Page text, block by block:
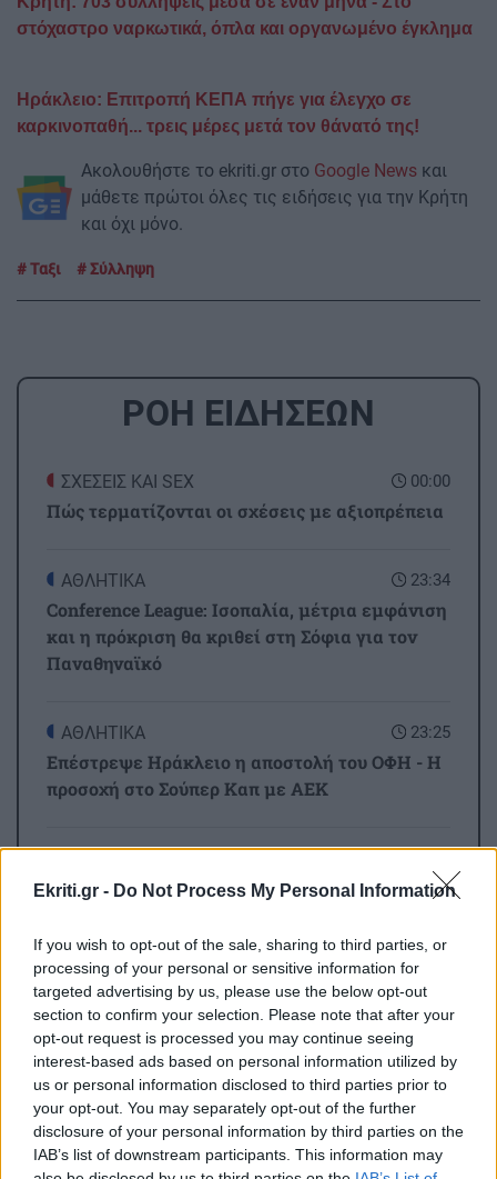
Ekriti.gr - Do Not Process My Personal Information
If you wish to opt-out of the sale, sharing to third parties, or
processing of your personal or sensitive information for
targeted advertising by us, please use the below opt-out
section to confirm your selection. Please note that after your
opt-out request is processed you may continue seeing
interest-based ads based on personal information utilized by
us or personal information disclosed to third parties prior to
your opt-out. You may separately opt-out of the further
disclosure of your personal information by third parties on the
IAB’s list of downstream participants. This information may
στόχαστρο ναρκωτικά, όπλα και οργανωμένο έγκλημα
Ηράκλειο: Επιτροπή ΚΕΠΑ πήγε για έλεγχο σε
καρκινοπαθή... τρεις μέρες μετά τον θάνατό της!
Ακολουθήστε το ekriti.gr στο Google News και
μάθετε πρώτοι όλες τις ειδήσεις για την Κρήτη
και όχι μόνο.
Ταξι Σύλληψη
ΡΟΗ ΕΙΔΗΣΕΩΝ
00:00
ΣΧΕΣΕΙΣ ΚΑΙ SEX
Πώς τερματίζονται οι σχέσεις με αξιοπρέπεια
23:34
ΑΘΛΗΤΙΚΑ
Conference League: Ισοπαλία, μέτρια εμφάνιση
και η πρόκριση θα κριθεί στη Σόφια για τον
Παναθηναϊκό
23:25
ΑΘΛΗΤΙΚΑ
Επέστρεψε Ηράκλειο η αποστολή του ΟΦΗ - Η
προσοχή στο Σούπερ Καπ με ΑΕΚ
Μισέλ Φάιφερ: Στα 68 της αποκαλύπτει γιατί
ταινία
22:57
ΑΥΤΟΔΙΟΙΚΗΣΗ
Συνάντηση του Περιφερειάρχη Κρήτης με τον
Πρύτανη του Πανεπιστημίου Κρήτης και τον
Πρόεδρο του ΙΤΕ
22:46
ΟΙΚΟΝΟΜΙΑ
ΠΕΡΙΣΣΟΤΕΡΑ